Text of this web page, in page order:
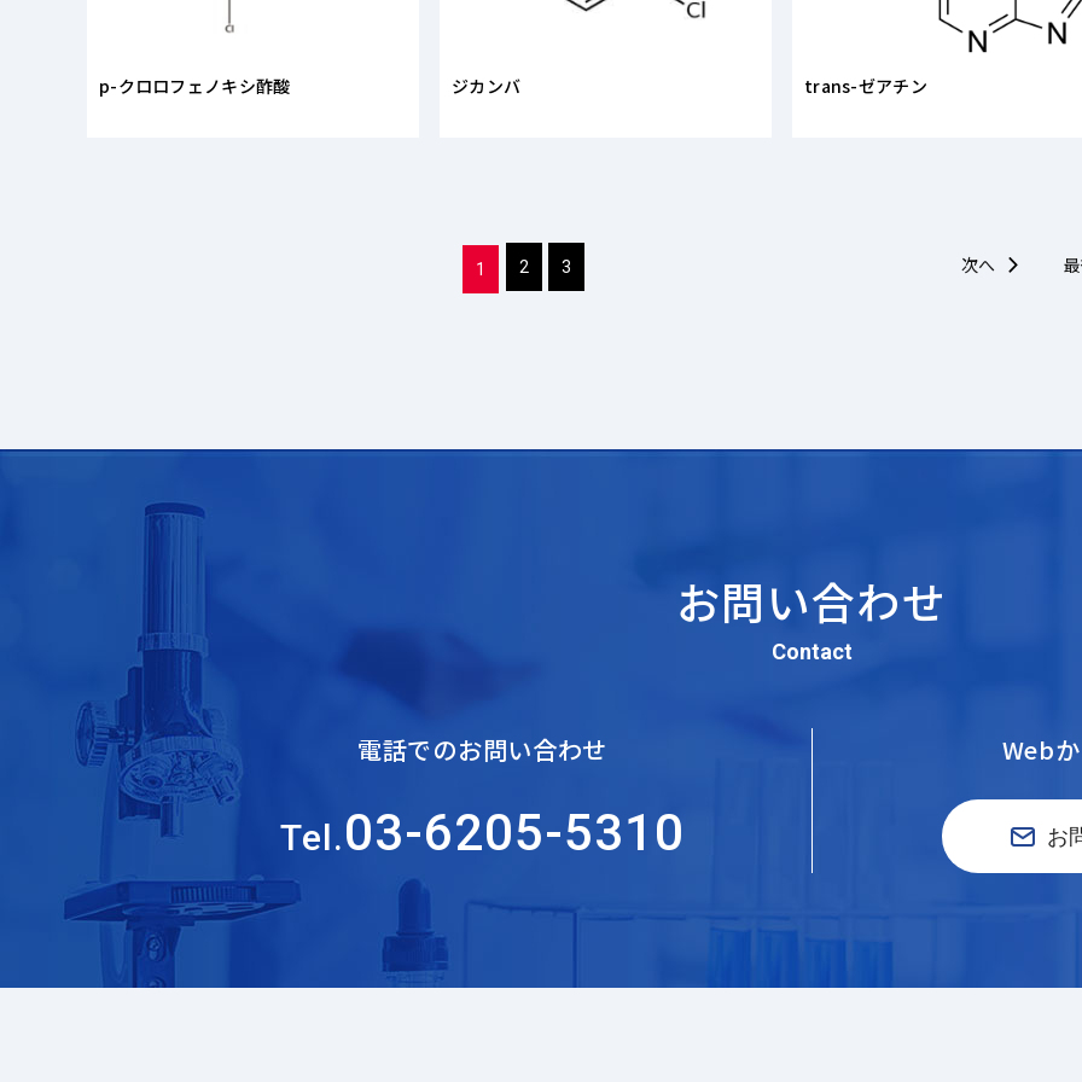
p-クロロフェノキシ酢酸 ジカンバ trans-ゼアチン
1 2 3 次へ
お問い合わせ
Contact
電話でのお問い合わせ
Tel.03-6205-5310
Web
お